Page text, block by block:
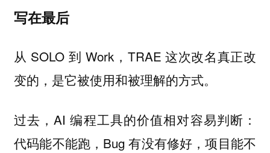
写在最后
从 SOLO 到 Work，TRAE 这次改名真正改
变的，是它被使用和被理解的方式。
过去，AI 编程工具的价值相对容易判断：
代码能不能跑，Bug 有没有修好，项目能不